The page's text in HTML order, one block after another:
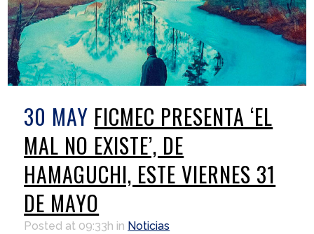
30 MAY FICMEC PRESENTA ‘EL
MAL NO EXISTE’, DE
HAMAGUCHI, ESTE VIERNES 31
DE MAYO
Posted at 09:33h in Noticias